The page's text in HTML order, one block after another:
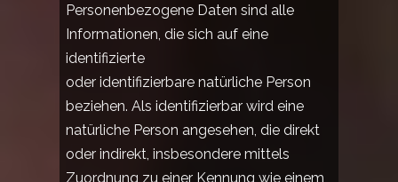
Personenbezogene Daten sind alle
Informationen, die sich auf eine
identifizierte
oder identifizierbare natürliche Person
beziehen. Als identifizierbar wird eine
natürliche Person angesehen, die direkt
oder indirekt, insbesondere mittels
Zuordnung zu einer Kennung wie einem